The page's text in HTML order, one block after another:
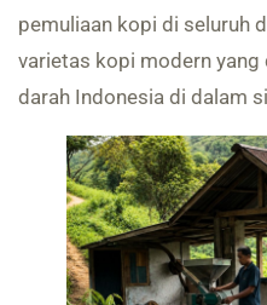
pemuliaan kopi di seluruh
varietas kopi modern
darah Indonesia di dalam